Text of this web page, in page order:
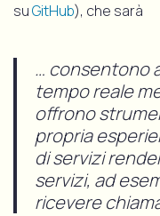
suGitHub), che sarà
… consentono
tempo reale
offrono
propria
di servizi
servizi, ad
ricevere